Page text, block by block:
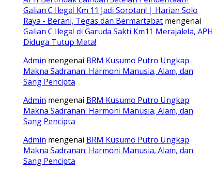
Galian C Ilegal Km 11 Jadi Sorotan! | Harian Solo
Raya - Berani, Tegas dan Bermartabat mengenai
Galian C Ilegal di Garuda Sakti Km11 Merajalela, APH
Diduga Tutup Mata!
Admin mengenai BRM Kusumo Putro Ungkap
Makna Sadranan: Harmoni Manusia, Alam, dan
Sang Pencipta
Admin mengenai BRM Kusumo Putro Ungkap
Makna Sadranan: Harmoni Manusia, Alam, dan
Sang Pencipta
Admin mengenai BRM Kusumo Putro Ungkap
Makna Sadranan: Harmoni Manusia, Alam, dan
Sang Pencipta